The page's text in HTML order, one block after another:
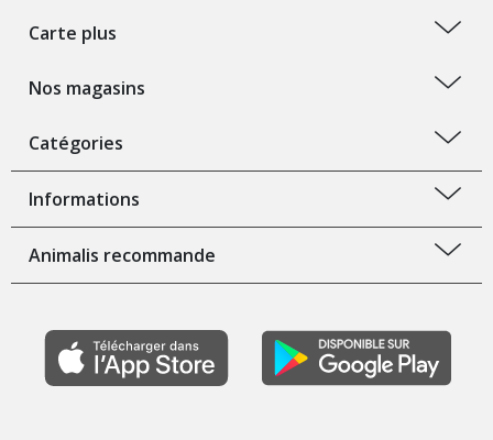
Carte plus
Nos magasins
Catégories
Informations
Animalis recommande